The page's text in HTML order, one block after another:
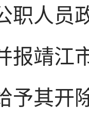
职人员
报靖江
予其开